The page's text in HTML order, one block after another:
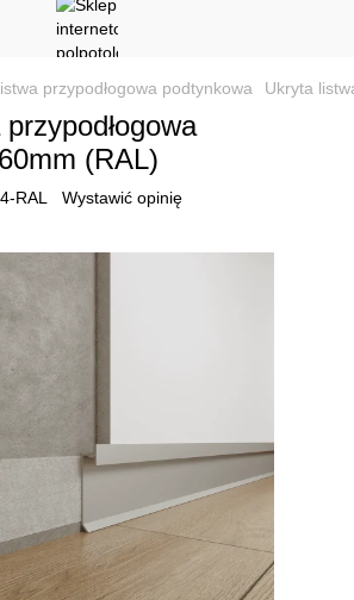
przypodłogowa podtynkowa Ukryta
(RAL)
RAL Wystawić opinię